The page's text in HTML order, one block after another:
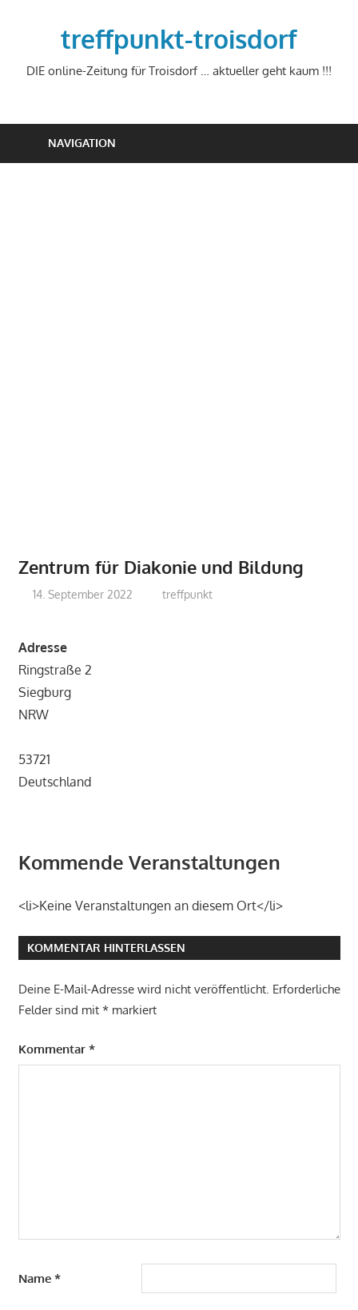
treffpunkt-troisdorf
DIE online-Zeitung für Troisdorf … aktueller geht kaum !!!
NAVIGATION
Zentrum für Diakonie und Bildung
14. September 2022 treffpunkt
Adresse
Ringstraße 2
Siegburg
NRW
53721
Deutschland
Kommende Veranstaltungen
<li>Keine Veranstaltungen an diesem Ort</li>
KOMMENTAR HINTERLASSEN
Deine E-Mail-Adresse wird nicht veröffentlicht. Erforderliche
Felder sind mit *markiert
Kommentar *
Name *